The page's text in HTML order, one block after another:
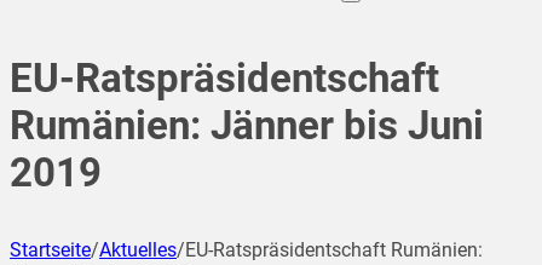
EU-Ratspräsidentschaft
Rumänien: Jänner bis Juni
2019
Startseite/Aktuelles/EU-Ratspräsidentschaft Rumänien: